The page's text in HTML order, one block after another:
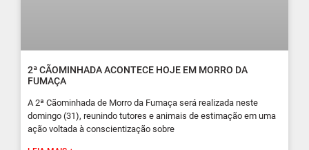
2ª CÃOMINHADA ACONTECE HOJE EM MORRO DA
FUMAÇA
A 2ª Cãominhada de Morro da Fumaça será realizada neste
domingo (31), reunindo tutores e animais de estimação em uma
ação voltada à conscientização sobre